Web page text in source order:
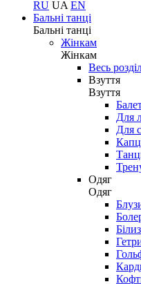
RU UA EN
Бальні танці
Бальні танці
Жінкам
Жінкам
Весь
Взуття
Взуття
Для
Для
Одяг
Одяг